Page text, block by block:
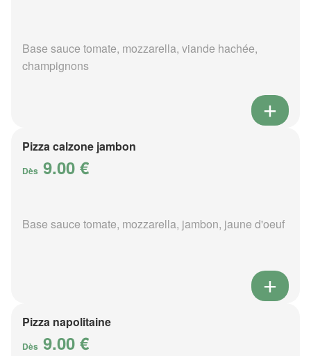
Base sauce tomate, mozzarella, viande hachée,
champignons
Pizza calzone jambon
Dès 9.00 €
Base sauce tomate, mozzarella, jambon, jaune d'oeuf
Pizza napolitaine
Dès 9.00 €